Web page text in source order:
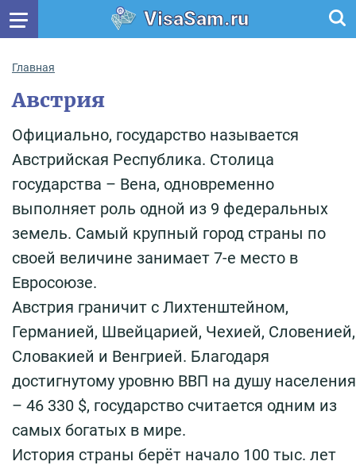
VisaSam.ru
Главная
Австрия
Официально, государство называется
Австрийская Республика. Столица
государства – Вена, одновременно
выполняет роль одной из 9 федеральных
земель. Самый крупный город страны по
своей величине занимает 7-е место в
Евросоюзе.
Австрия граничит с Лихтенштейном,
Германией, Швейцарией, Чехией, Словенией,
Словакией и Венгрией. Благодаря
достигнутому уровню ВВП на душу населения
– 46 330 $, государство считается одним из
самых богатых в мире.
История страны берёт начало 100 тыс. лет